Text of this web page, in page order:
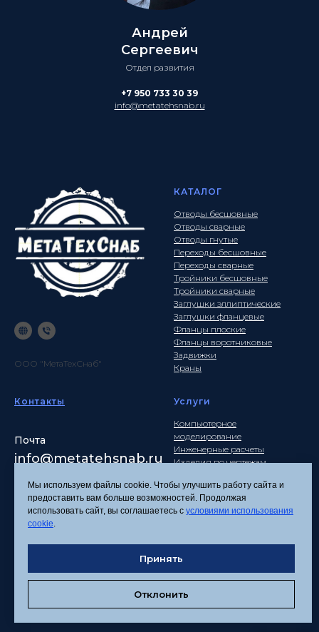
Андрей
Сергеевич
Отдел развития
+7 950 733 30 39
info@metatehsnab.ru
ООО "МетаТехСнаб"
КАТАЛОГ
Отводы бесшовные
Отводы сварные
Отводы гнутые
Переходы бесшовные
Переходы сварные
Тройники бесшовные
Тройники сварные
Заглушки эллиптические
Заглушки фланцевые
Фланцы плоские
Фланцы воротниковые
Задвижки
Краны
Контакты
Почта
info@metatehsnab.ru
Услуги
Компьютерное
моделирование
Инженерные расчеты
Изделия по чертежам
Политика
Согласие на обработку
персональных данных
Соглашение об
Мы используем файлы cookie. Чтобы улучшить работу сайта и
предоставить вам больше возможностей. Продолжая
использовать сайт, вы соглашаетесь с условиями использования
cookie.
Принять
Отклонить